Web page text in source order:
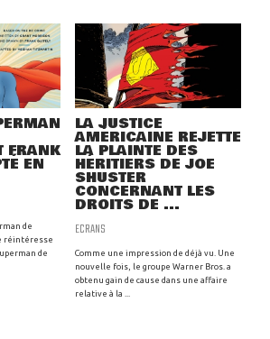
FRANK
EN
de
réintéresse
de
LA JUSTICE
AMÉRICAINE REJETTE
LA PLAINTE DES
HÉRITIERS DE JOE
SHUSTER
CONCERNANT LES
DROITS DE ...
ECRANS
Comme une impression de déjà vu. Une
nouvelle fois, le groupe Warner Bros. a
obtenu gain de cause dans une affaire
relative à la ...